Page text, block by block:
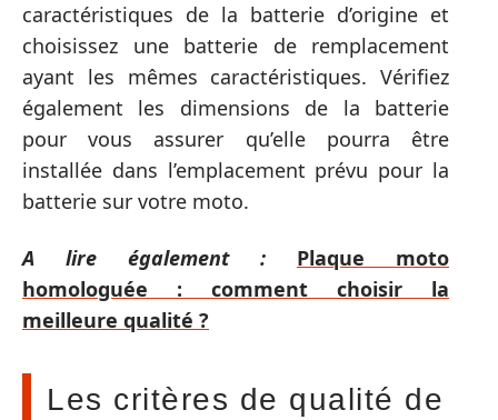
caractéristiques de la batterie d’origine et
choisissez une batterie de remplacement
ayant les mêmes caractéristiques. Vérifiez
également les dimensions de la batterie
pour vous assurer qu’elle pourra être
installée dans l’emplacement prévu pour la
batterie sur votre moto.
A lire également :
Plaque moto
homologuée : comment choisir la
meilleure qualité ?
Les critères de qualité de